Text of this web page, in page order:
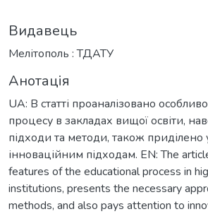
Видавець
Мелітополь : ТДАТУ
Анотація
UA: В статті проаналізовано
процесу в закладах вищої освіти,
підходи та методи, також приділено
інноваційним підходам. EN: The
features of the educational process in
institutions, presents the necessary
methods, and also pays attention to